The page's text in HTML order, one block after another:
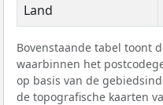
Land
Bovenstaande tabel toont
waarbinnen het
op basis van de
de topografische kaarten